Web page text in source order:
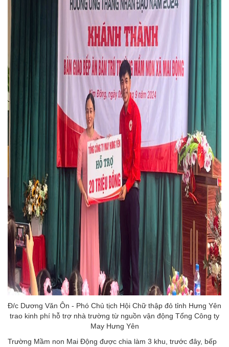
Đ/c Dương Văn Ôn - Phó Chủ tịch Hội Chữ thập đỏ tỉnh Hưng Yên
trao kinh phí hỗ trợ nhà trường từ nguồn vận động Tổng Công ty
May Hưng Yên
Trường Mầm non Mai Động được chia làm 3 khu, trước đây, bếp